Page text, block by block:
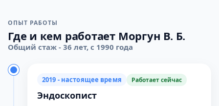
ОПЫТ РАБОТЫ
Где и кем работает Моргун В. Б.
Общий стаж - 36 лет, с 1990 года
2019 - настоящее время Работает сейчас
Эндоскопист